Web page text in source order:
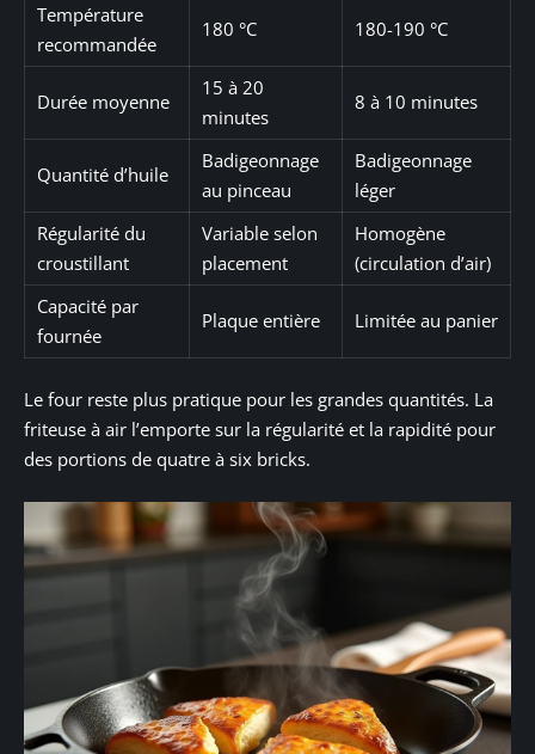
Température
recommandée
180 °C 180-190 °C
Durée moyenne
15 à 20
minutes
8 à 10 minutes
Quantité d’huile
Badigeonnage
au pinceau
Badigeonnage
léger
Régularité du
croustillant
Variable selon
placement
Homogène
(circulation d’air)
Capacité par
fournée
Plaque entière Limitée au panier
Le four reste plus pratique pour les grandes quantités. La
friteuse à air l’emporte sur la régularité et la rapidité pour
des portions de quatre à six bricks.